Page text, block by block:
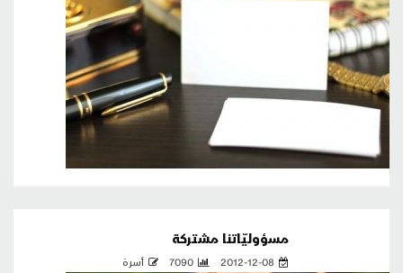
مسؤوليّاتنا مشتركة
2012-12-08
7090 أسرة